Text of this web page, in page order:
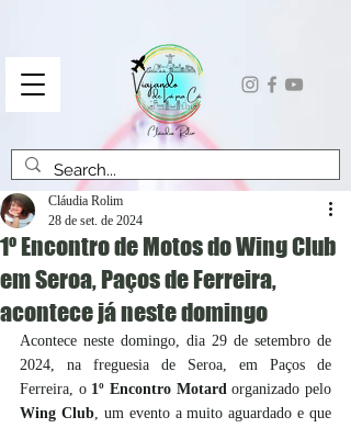
1º Encontro de Motos do Wing Club
em Seroa, Paços de Ferreira,
acontece já neste domingo
Cláudia Rolim
28 de set. de 2024
Acontece neste domingo, dia 29 de setembro de
2024, na freguesia de Seroa, em Paços de
Ferreira, o 1º Encontro Motard
Wing Club, um evento a muito aguardado e que